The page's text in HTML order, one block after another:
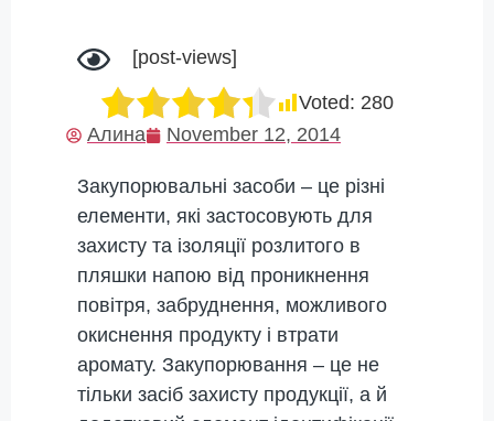
[post-views]
Voted: 280
Алина
November 12, 2014
Закупорювальні засоби – це різні
елементи, які застосовують для
захисту та ізоляції розлитого в
пляшки напою від проникнення
повітря, забруднення, можливого
окиснення продукту і втрати
аромату. Закупорювання – це не
тільки засіб захисту продукції, а й